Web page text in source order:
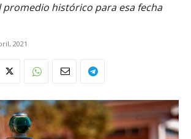
promedio histórico para esa fecha
2021